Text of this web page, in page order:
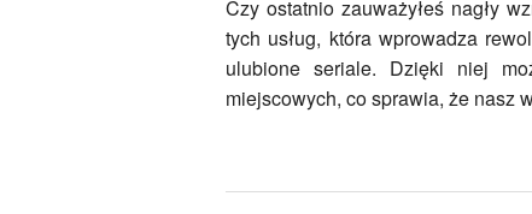
Czy ostatnio zauważyłeś nagły
tych usług, która wprowadza
ulubione seriale. Dzięki niej
miejscowych, co sprawia, że nasz